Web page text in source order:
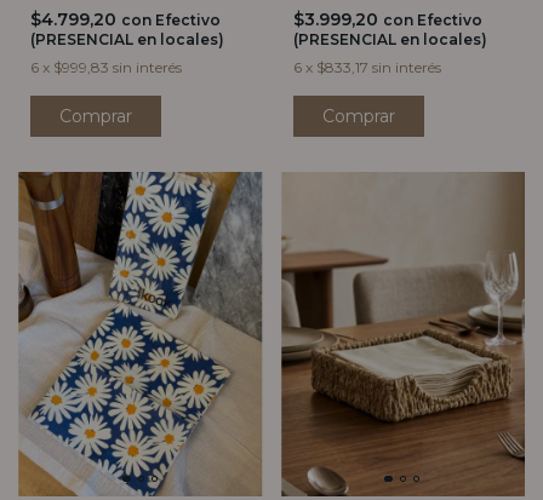
$4.799,20 con Efectivo
(PRESENCIAL en locales)
6 x $999,83 sin interés
Comprar
$3.999,20 con Efectivo
(PRESENCIAL en locales)
6 x $833,17 sin interés